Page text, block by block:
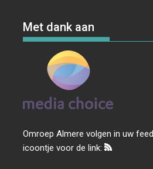
Met dank aan
Omroep Almere volgen in uw
icoontje voor de link: